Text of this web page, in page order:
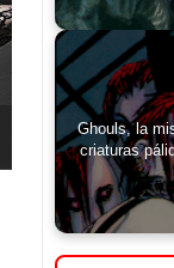
Ghouls, la
criaturas